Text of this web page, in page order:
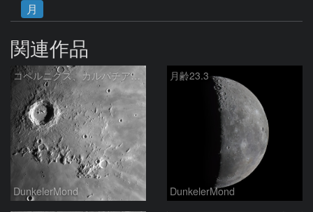
月
関連作品
コペルニクス、カルパチア山脈付近
DunkelerMond
月齢23.3
DunkelerMond